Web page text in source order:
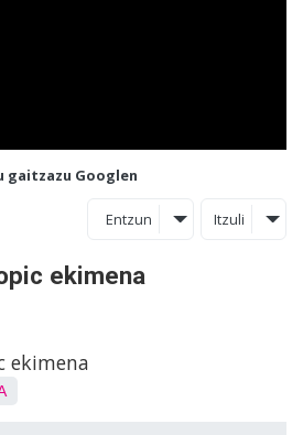
gaitzazu Googlen
Entzun Itzuli
ekimena
ekimena